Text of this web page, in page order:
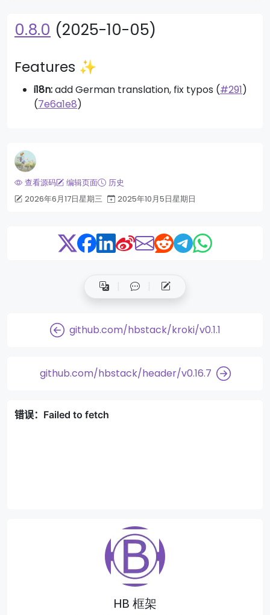
0.8.0 (2025-10-05)
Features ✨
i18n:add German translation, fix typos (#291)
(7e6a1e8)
查看源码 编辑页面
历史
2026年6月17日星期三
2025年10月5日星期日
github.com/hbstack/kroki/v0.1.1
github.com/hbstack/header/v0.16.7
HB 框架